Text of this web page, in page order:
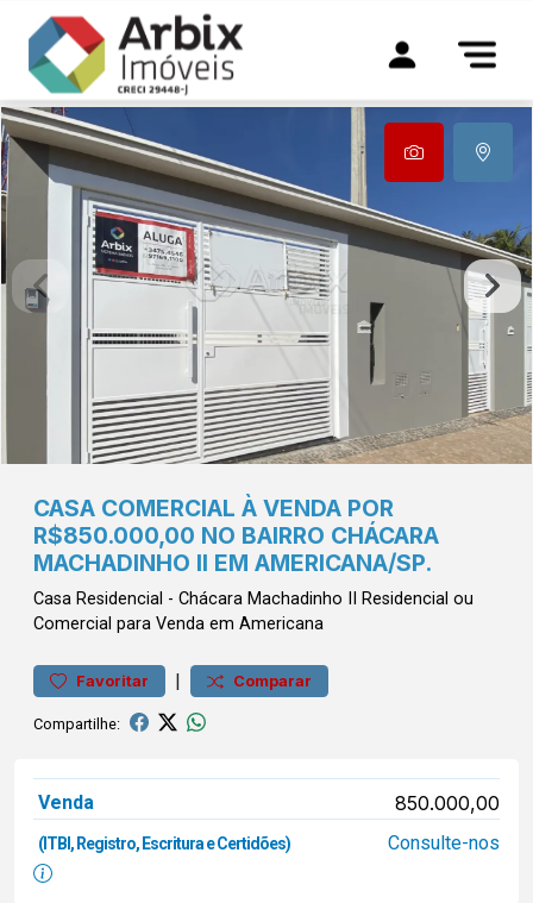
CASA COMERCIAL À VENDA POR
R$850.000,00 NO BAIRRO CHÁCARA
MACHADINHO II EM AMERICANA/SP.
Casa Residencial - Chácara Machadinho II
Residencial ou
Comercial para Venda em Americana
Favoritar | Comparar
Compartilhe:
Venda 850.000,00
(ITBI, Registro, Escritura e Certidões) Consulte-nos